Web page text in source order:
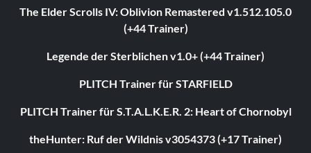
The Elder Scrolls IV: Oblivion Remastered v1.512.105.0
(+44 Trainer)
Legende der Sterblichen v1.0+ (+44 Trainer)
PLITCH Trainer für STARFIELD
PLITCH Trainer für S.T.A.L.K.E.R. 2: Heart of Chornobyl
theHunter: Ruf der Wildnis v3054373 (+17 Trainer)